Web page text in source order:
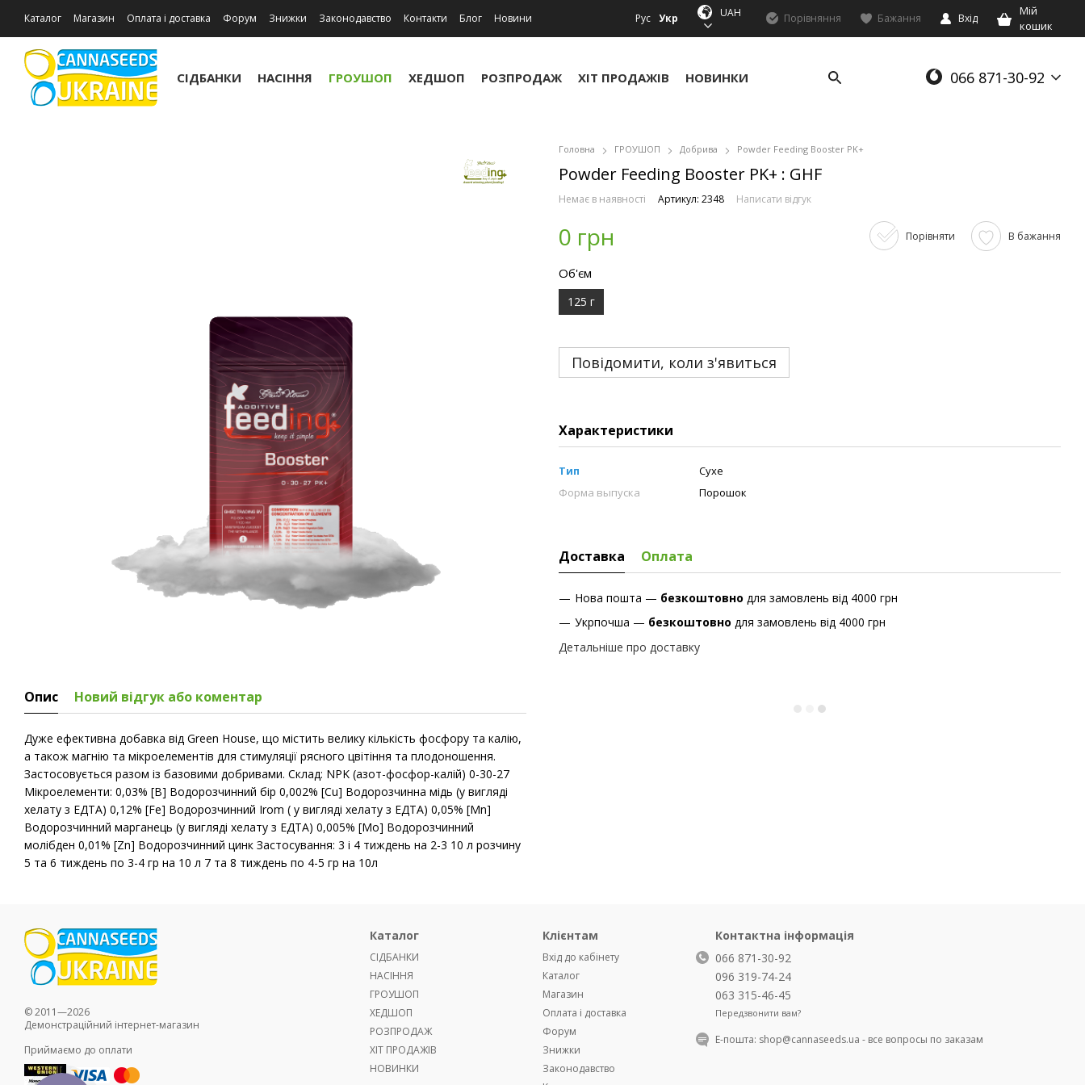
Каталог Магазин Оплата і доставка Форум Знижки Законодавство Контакти Блог
Новини
Рус Укр UAH Порівняння Бажання Вхід
Мій
кошик
СІДБАНКИ НАСІННЯ ГРОУШОП ХЕДШОП РОЗПРОДАЖ ХІТ ПРОДАЖІВ НОВИНКИ 066 871-30-92
Опис Новий відгук або коментар
Дуже ефективна добавка від Green House, що містить велику кількість фосфору та калію,
а також магнію та мікроелементів для стимуляції рясного цвітіння та плодоношення.
Застосовується разом із базовими добривами. Склад: NPK (азот-фосфор-калій) 0-30-27
Мікроелементи: 0,03% [B] Водорозчинний бір 0,002% [Cu] Водорозчинна мідь (у вигляді
хелату з ЕДТА) 0,12% [Fe] Водорозчинний Irom ( у вигляді хелату з ЕДТА) 0,05% [Mn]
Водорозчинний марганець (у вигляді хелату з ЕДТА) 0,005% [Mo] Водорозчинний
молібден 0,01% [Zn] Водорозчинний цинк Застосування: 3 і 4 тиждень на 2-3 10 л розчину
5 та 6 тиждень по 3-4 гр на 10 л 7 та 8 тиждень по 4-5 гр на 10л
Головна ГРОУШОП Добрива Powder Feeding Booster PK+
Powder Feeding Booster PK+ : GHF
Немає в наявності Артикул: 2348 Написати відгук
0 грн Порівняти В бажання
Об'єм
125 г
Повідомити, коли з'явиться
Характеристики
Тип
Сухе
Форма выпуска
Порошок
Доставка Оплата
Нова пошта — безкоштовно для замовлень від 4000 грн
Укрпочша — безкоштовно для замовлень від 4000 грн
Детальніше про доставку
© 2011—2026
Демонстраційний інтернет-магазин
Приймаємо до оплати
Каталог
СІДБАНКИ
НАСІННЯ
ГРОУШОП
ХЕДШОП
РОЗПРОДАЖ
ХІТ ПРОДАЖІВ
НОВИНКИ
Клієнтам
Вхід до кабінету
Каталог
Магазин
Оплата і доставка
Форум
Знижки
Законодавство
Контактна інформація
066 871-30-92
096 319-74-24
063 315-46-45
Передзвонити вам?
Е-пошта: shop@cannaseeds.ua - все вопросы по заказам